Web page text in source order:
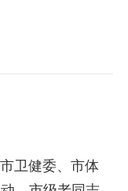
卫健委、市体